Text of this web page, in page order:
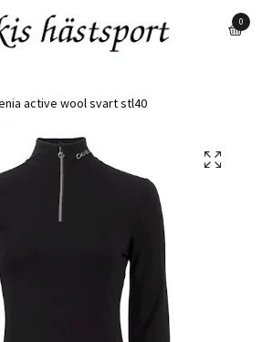
0
active wool svart stl40